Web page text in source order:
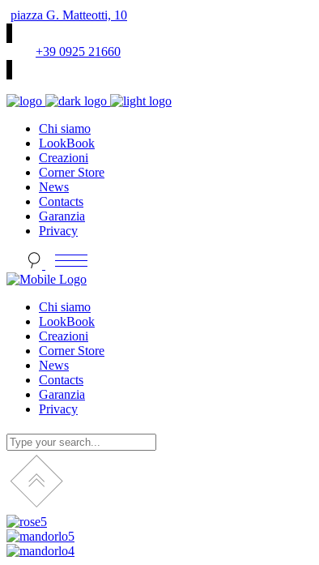
piazza G. Matteotti, 10
+39 0925 21660
Chi siamo
LookBook
Creazioni
Corner Store
News
Contacts
Garanzia
Privacy
Chi siamo
LookBook
Creazioni
Corner Store
News
Contacts
Garanzia
Privacy